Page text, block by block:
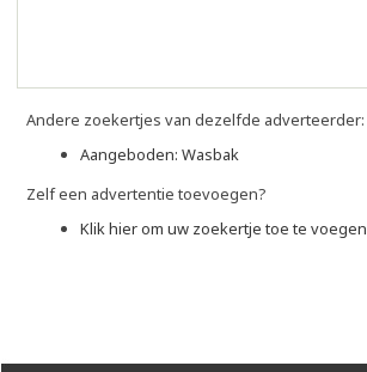
Andere zoekertjes van dezelfde adverteerder:
Aangeboden: Wasbak
Zelf een advertentie toevoegen?
Klik hier om uw zoekertje toe te voegen